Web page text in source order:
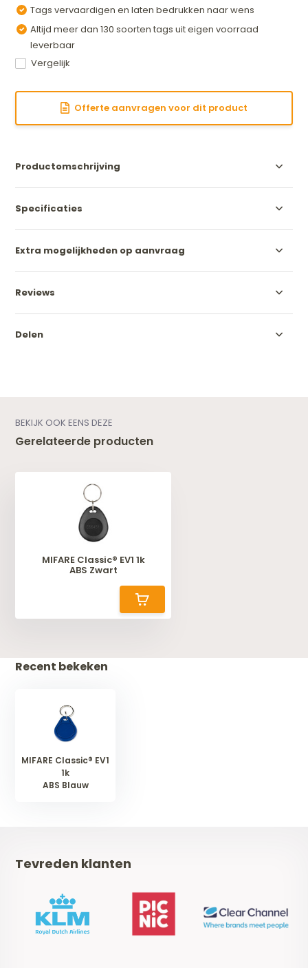
Tags vervaardigen en laten bedrukken naar wens
Altijd meer dan 130 soorten tags uit eigen voorraad
leverbaar
Vergelijk
Offerte aanvragen voor dit product
Productomschrijving
Specificaties
Extra mogelijkheden op aanvraag
Reviews
Delen
BEKIJK OOK EENS DEZE
Gerelateerde producten
MIFARE Classic® EV1 1k
ABS Zwart
Recent bekeken
MIFARE Classic® EV1
1k
ABS Blauw
Tevreden klanten